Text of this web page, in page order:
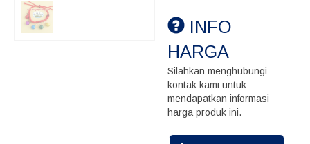
INFO
HARGA
Silahkan menghubungi
kontak kami untuk
mendapatkan informasi
harga produk ini.